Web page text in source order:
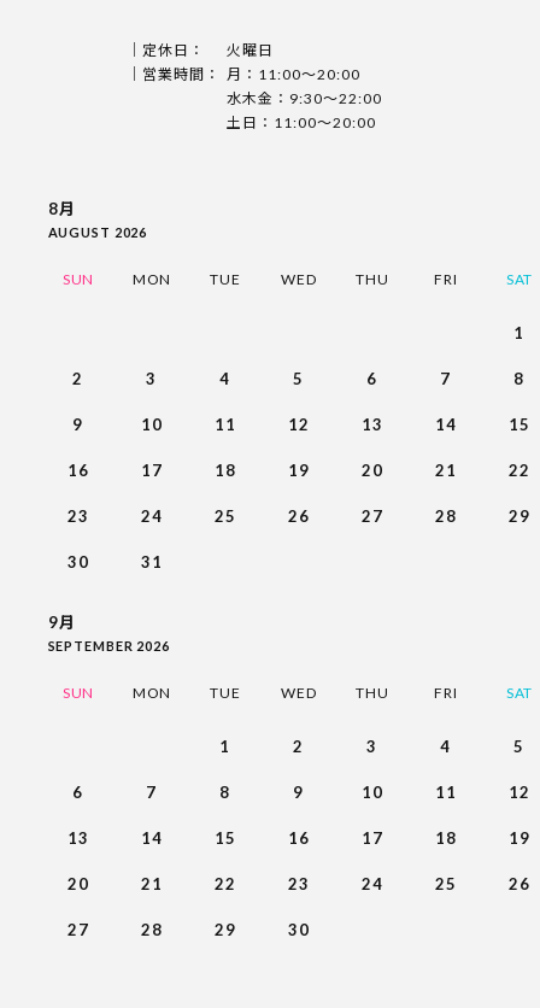
定休日：
火曜日
営業時間：
月：11:00〜20:00
水木金：9:30〜22:00
土日：11:00〜20:00
8月
AUGUST 2026
SUN MON TUE WED THU FRI SAT
1
2 3 4 5 6 7 8
9 10 11 12 13 14 15
16 17 18 19 20 21 22
23 24 25 26 27 28 29
30 31
9月
SEPTEMBER 2026
SUN MON TUE WED THU FRI SAT
1 2 3 4 5
6 7 8 9 10 11 12
13 14 15 16 17 18 19
20 21 22 23 24 25 26
27 28 29 30